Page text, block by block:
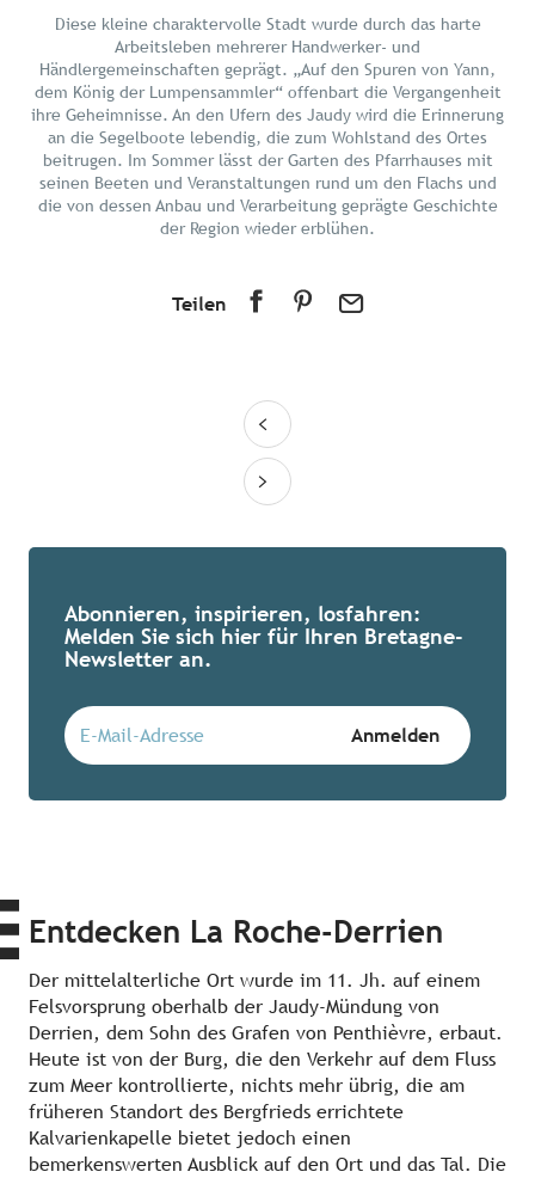
Planen Sie Ihren Urlaub
In der Umgebung
Diese kleine charaktervolle Stadt wurde durch das harte
Arbeitsleben mehrerer Handwerker- und
Händlergemeinschaften geprägt. „Auf den Spuren von Yann,
dem König der Lumpensammler“ offenbart die Vergangenheit
ihre Geheimnisse. An den Ufern des Jaudy wird die Erinnerung
an die Segelboote lebendig, die zum Wohlstand des Ortes
beitrugen. Im Sommer lässt der Garten des Pfarrhauses mit
seinen Beeten und Veranstaltungen rund um den Flachs und
die von dessen Anbau und Verarbeitung geprägte Geschichte
der Region wieder erblühen.
Teilen
Abonnieren, inspirieren, losfahren:
Melden Sie sich hier für Ihren Bretagne-
Newsletter an.
Entdecken La Roche-Derrien
Der mittelalterliche Ort wurde im 11. Jh. auf einem
Felsvorsprung oberhalb der Jaudy-Mündung von
Derrien, dem Sohn des Grafen von Penthièvre, erbaut.
Heute ist von der Burg, die den Verkehr auf dem Fluss
zum Meer kontrollierte, nichts mehr übrig, die am
früheren Standort des Bergfrieds errichtete
Kalvarienkapelle bietet jedoch einen
bemerkenswerten Ausblick auf den Ort und das Tal. Die